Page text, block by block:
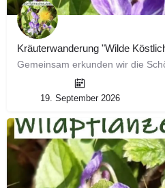
Kräuterwanderung "Wilde
19. September 2026